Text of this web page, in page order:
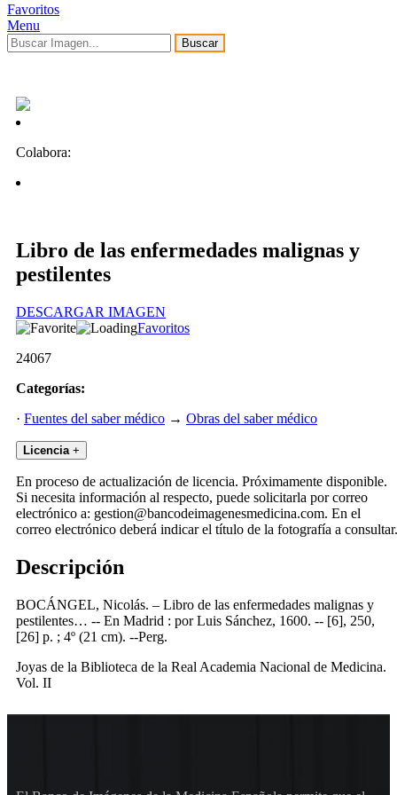
Favoritos
Menu
Buscar
Colabora:
Libro de las enfermedades malignas y
pestilentes
DESCARGAR IMAGEN
Favoritos
24067
Categorías:
· Fuentes del saber médico → Obras del saber médico
Licencia +
En proceso de actualización de licencia. Próximamente disponible.
Si necesita información al respecto, puede solicitarla por correo
electrónico a: gestion@bancodeimagenesmedicina.com. En el
correo electrónico deberá indicar el título de la fotografía a consultar.
Descripción
BOCÁNGEL, Nicolás. – Libro de las enfermedades malignas y
pestilentes… -- En Madrid : por Luis Sánchez, 1600. -- [6], 250,
[26] p. ; 4º (21 cm). --Perg.
Joyas de la Biblioteca de la Real Academia Nacional de Medicina.
Vol. II